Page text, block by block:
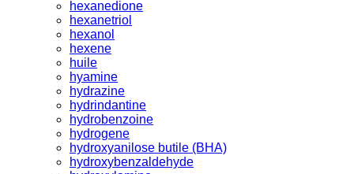
hexanedione
hexanetriol
hexanol
hexene
huile
hyamine
hydrazine
hydrindantine
hydrobenzoine
hydrogene
hydroxyanilose butile (BHA)
hydroxybenzaldehyde